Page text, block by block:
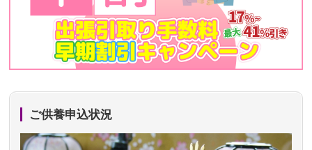
ご供養申込状況